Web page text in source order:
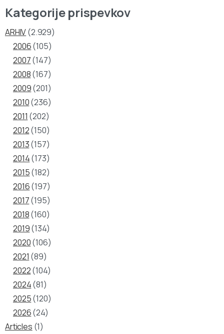
Kategorije prispevkov
ARHIV(2.929)
2006(105)
2007(147)
2008(167)
2009(201)
2010(236)
2011 (202)
2012(150)
2013(157)
2014(173)
2015(182)
2016(197)
2017(195)
2018(160)
2019(134)
2020(106)
2021 (89)
2022(104)
2024(81)
2025(120)
2026(24)
Articles (1)